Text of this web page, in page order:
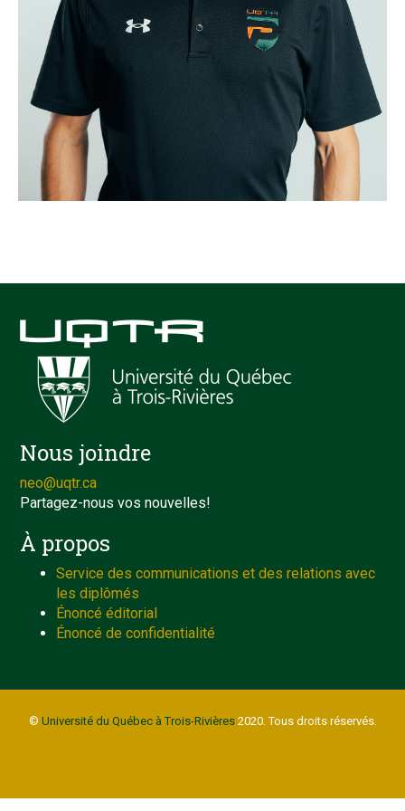
Nous joindre
neo@uqtr.ca
Partagez-nous vos nouvelles!
À propos
Service des communications et des relations avec
les diplômés
Énoncé éditorial
Énoncé de confidentialité
© Université du Québec à Trois-Rivières2020. Tous droits réservés.